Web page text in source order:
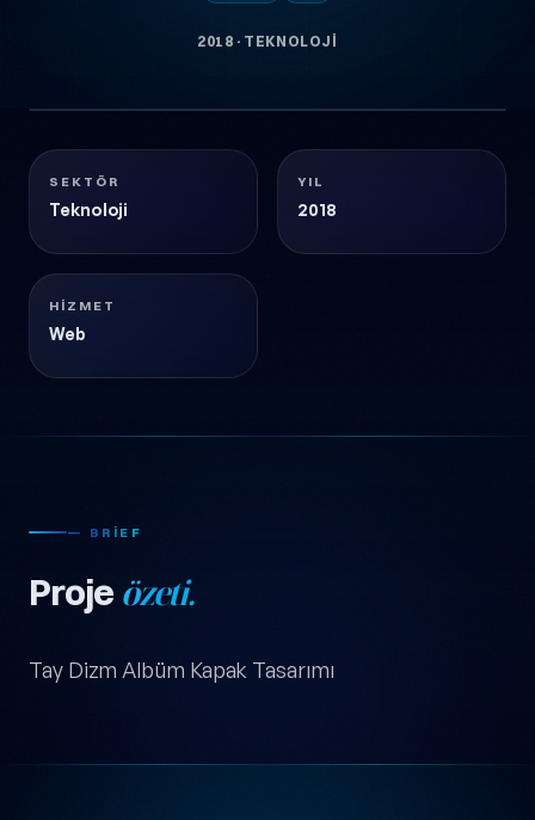
2018 · TEKNOLOJI
Teknoloji 2018
SEKTÖR
Teknoloji
YIL
2018
HIZMET
Web
— BRIEF
Proje özeti.
Tay Dizm Albüm Kapak Tasarımı